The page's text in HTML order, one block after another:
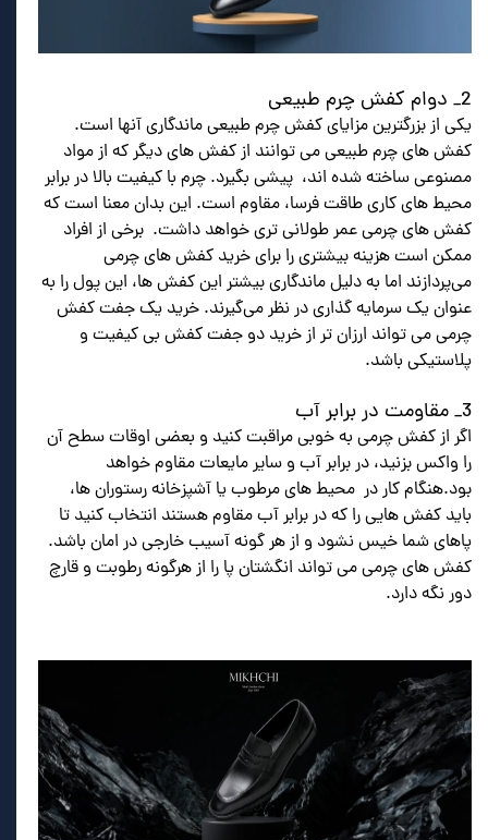
2_ دوام کفش چرم طبیعی
یکی از بزرگترین مزایای کفش چرم طبیعی ماندگاری آنها است.
کفش های چرم طبیعی می توانند از کفش های دیگر که از مواد
مصنوعی ساخته شده اند، پیشی بگیرد. چرم با کیفیت بالا در برابر
محیط های کاری طاقت فرسا، مقاوم است. این بدان معنا است که
کفش های چرمی عمر طولانی تری خواهد داشت. برخی از افراد
ممکن است هزینه بیشتری را برای خرید کفش های چرمی
می‌پردازند اما به دلیل ماندگاری بیشتر این کفش ها، این پول را به
عنوان یک سرمایه گذاری در نظر می‌گیرند. خرید یک جفت کفش
چرمی می تواند ارزان تر از خرید دو جفت کفش بی کیفیت و
پلاستیکی باشد.
3_ مقاومت در برابر آب
اگر از کفش چرمی به خوبی مراقبت کنید و بعضی اوقات سطح آن
را واکس بزنید، در برابر آب و سایر مایعات مقاوم خواهد
بود.هنگام کار در محیط های مرطوب یا آشپزخانه رستوران ها،
باید کفش هایی را که در برابر آب مقاوم هستند انتخاب کنید تا
پاهای شما خیس نشود و از هر گونه آسیب خارجی در امان باشد.
کفش های چرمی می تواند انگشتان پا را از هرگونه رطوبت و قارچ
دور نگه دارد.